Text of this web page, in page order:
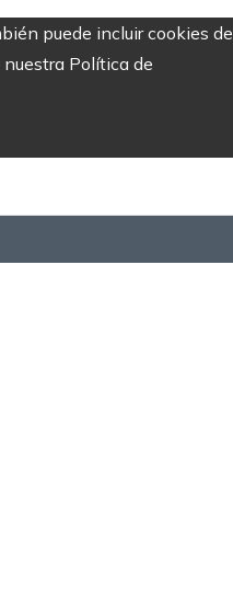
puede incluir cookies de
Política de